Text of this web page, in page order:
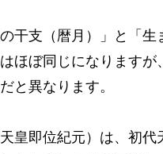
の干支（暦月）」と「生
はほぼ同じになります
と異なります。
皇即位紀元）は、初代